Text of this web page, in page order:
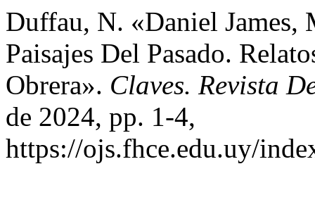
Duffau, N. «Daniel
Paisajes Del Pasado.
Obrera». Claves. Revista
de 2024, pp. 1-4,
https://ojs.fhce.edu.uy/